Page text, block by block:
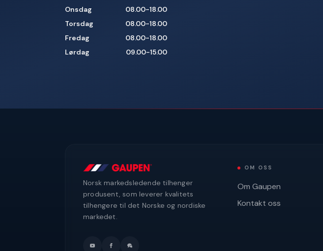
Onsdag
08.00-18.00
Torsdag
08.00-18.00
Fredag
08.00-18.00
Lørdag
09.00-15.00
Norsk markedsledende tilhenger
produsent, som leverer kvalitets
tilhengere til det Norske og nordiske
markedet.
OM OSS
Om Gaupen
Kontakt oss